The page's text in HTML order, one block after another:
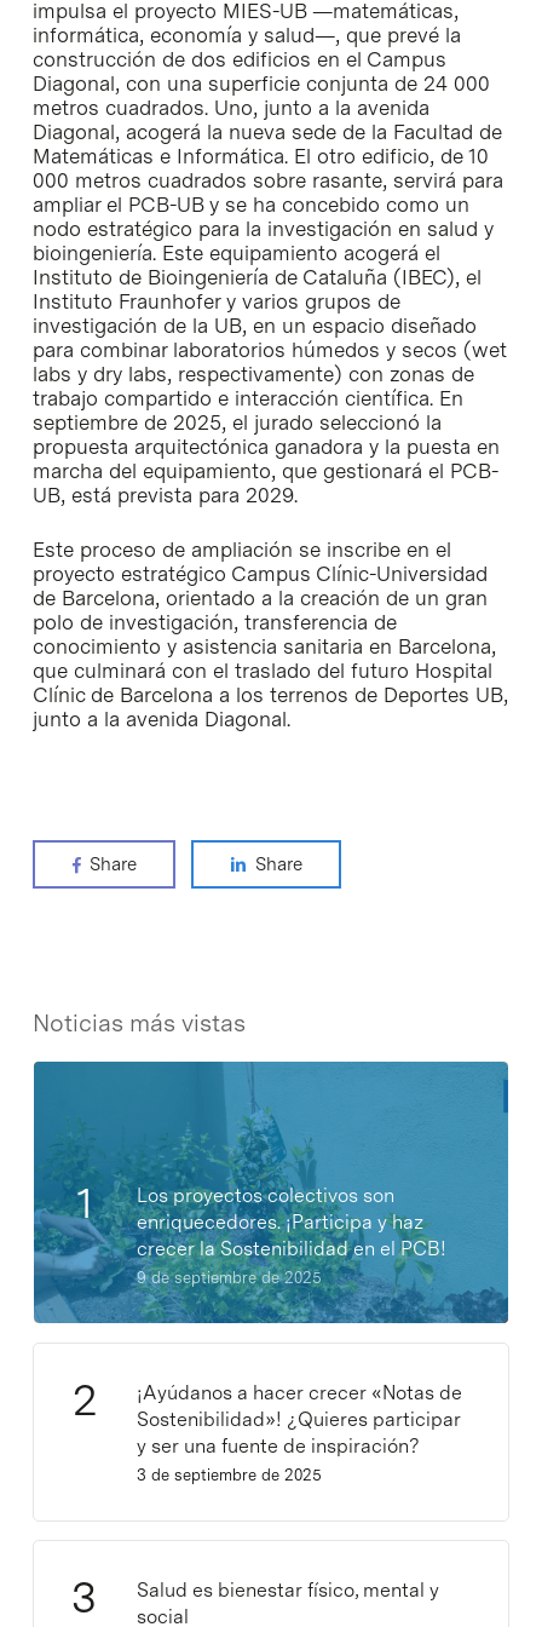
impulsa el proyecto MIES-UB —matemáticas,
informática, economía y salud—, que prevé la
construcción de dos edificios en el Campus
Diagonal, con una superficie conjunta de 24 000
metros cuadrados. Uno, junto a la avenida
Diagonal, acogerá la nueva sede de la Facultad de
Matemáticas e Informática. El otro edificio, de 10
000 metros cuadrados sobre rasante, servirá para
ampliar el PCB-UB y se ha concebido como un
nodo estratégico para la investigación en salud y
bioingeniería. Este equipamiento acogerá el
Instituto de Bioingeniería de Cataluña (IBEC), el
Instituto Fraunhofer y varios grupos de
investigación de la UB, en un espacio diseñado
para combinar laboratorios húmedos y secos (wet
labs y dry labs, respectivamente) con zonas de
trabajo compartido e interacción científica. En
septiembre de 2025, el jurado seleccionó la
propuesta arquitectónica ganadora y la puesta en
marcha del equipamiento, que gestionará el PCB-
UB, está prevista para 2029.
Este proceso de ampliación se inscribe en el
proyecto estratégico Campus Clínic-Universidad
de Barcelona, orientado a la creación de un gran
polo de investigación, transferencia de
conocimiento y asistencia sanitaria en Barcelona,
que culminará con el traslado del futuro Hospital
Clínic de Barcelona a los terrenos de Deportes UB,
junto a la avenida Diagonal.
Share Share
Noticias más vistas
Los proyectos colectivos son
enriquecedores. ¡Participa y haz
crecer la Sostenibilidad en el PCB!
9 de septiembre de 2025
¡Ayúdanos a hacer crecer «Notas de
Sostenibilidad»! ¿Quieres participar
y ser una fuente de inspiración?
3 de septiembre de 2025
Salud es bienestar físico, mental y
social